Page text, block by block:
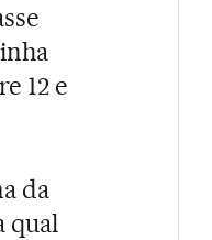
12 e
da
qual